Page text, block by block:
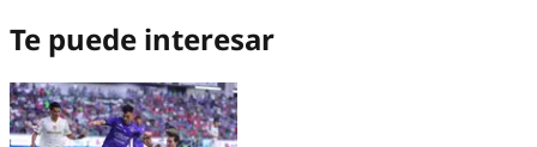
Te puede interesar